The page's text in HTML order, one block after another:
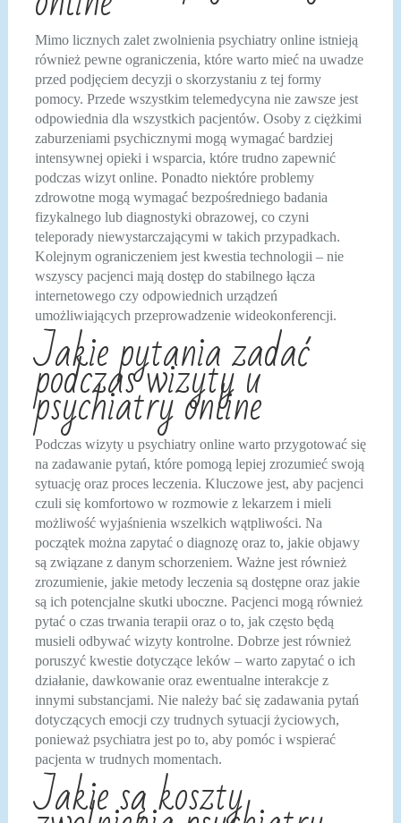
Mimo licznych zalet zwolnienia psychiatry online istnieją
również pewne ograniczenia, które warto mieć na uwadze
przed podjęciem decyzji o skorzystaniu z tej formy
pomocy. Przede wszystkim telemedycyna nie zawsze jest
odpowiednia dla wszystkich pacjentów. Osoby z ciężkimi
zaburzeniami psychicznymi mogą wymagać bardziej
intensywnej opieki i wsparcia, które trudno zapewnić
podczas wizyt online. Ponadto niektóre problemy
zdrowotne mogą wymagać bezpośredniego badania
fizykalnego lub diagnostyki obrazowej, co czyni
teleporady niewystarczającymi w takich przypadkach.
Kolejnym ograniczeniem jest kwestia technologii – nie
wszyscy pacjenci mają dostęp do stabilnego łącza
internetowego czy odpowiednich urządzeń
umożliwiających przeprowadzenie wideokonferencji.
Jakie pytania zadać
podczas wizyty u
psychiatry online
Podczas wizyty u psychiatry online warto przygotować się
na zadawanie pytań, które pomogą lepiej zrozumieć swoją
sytuację oraz proces leczenia. Kluczowe jest, aby pacjenci
czuli się komfortowo w rozmowie z lekarzem i mieli
możliwość wyjaśnienia wszelkich wątpliwości. Na
początek można zapytać o diagnozę oraz to, jakie objawy
są związane z danym schorzeniem. Ważne jest również
zrozumienie, jakie metody leczenia są dostępne oraz jakie
są ich potencjalne skutki uboczne. Pacjenci mogą również
pytać o czas trwania terapii oraz o to, jak często będą
musieli odbywać wizyty kontrolne. Dobrze jest również
poruszyć kwestie dotyczące leków – warto zapytać o ich
działanie, dawkowanie oraz ewentualne interakcje z
innymi substancjami. Nie należy bać się zadawania pytań
dotyczących emocji czy trudnych sytuacji życiowych,
ponieważ psychiatra jest po to, aby pomóc i wspierać
pacjenta w trudnych momentach.
Jakie są koszty